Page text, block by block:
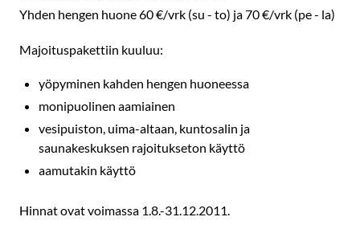
Yhden hengen huone 60 €/vrk (su - to) ja 70 €/vrk (pe - la)
Majoituspakettiin kuuluu:
yöpyminen kahden hengen huoneessa
monipuolinen aamiainen
vesipuiston, uima-altaan, kuntosalin ja
saunakeskuksen rajoitukseton käyttö
aamutakin käyttö
Hinnat ovat voimassa 1.8.-31.12.2011.